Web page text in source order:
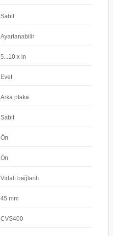
Sabit
Ayarlanabilir
5...10 x In
Evet
Arka plaka
Sabit
Ön
Ön
Vidalı bağlantı
45 mm
CVS400